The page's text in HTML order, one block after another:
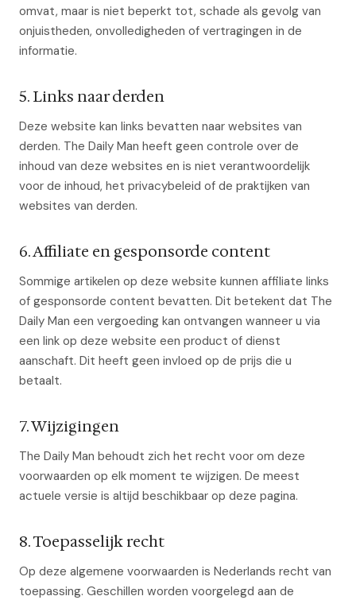
omvat, maar is niet beperkt tot, schade als gevolg van
onjuistheden, onvolledigheden of vertragingen in de
informatie.
5. Links naar derden
Deze website kan links bevatten naar websites van
derden. The Daily Man heeft geen controle over de
inhoud van deze websites en is niet verantwoordelijk
voor de inhoud, het privacybeleid of de praktijken van
websites van derden.
6. Affiliate en gesponsorde content
Sommige artikelen op deze website kunnen affiliate links
of gesponsorde content bevatten. Dit betekent dat The
Daily Man een vergoeding kan ontvangen wanneer u via
een link op deze website een product of dienst
aanschaft. Dit heeft geen invloed op de prijs die u
betaalt.
7. Wijzigingen
The Daily Man behoudt zich het recht voor om deze
voorwaarden op elk moment te wijzigen. De meest
actuele versie is altijd beschikbaar op deze pagina.
8. Toepasselijk recht
Op deze algemene voorwaarden is Nederlands recht van
toepassing. Geschillen worden voorgelegd aan de